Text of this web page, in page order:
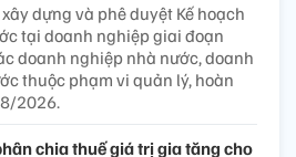
dựng và phê duyệt Kế hoạch
tại doanh nghiệp giai đoạn
doanh nghiệp nhà nước, doanh
thuộc phạm vi quản lý, hoàn
2026.
chia thuế giá trị gia tăng cho